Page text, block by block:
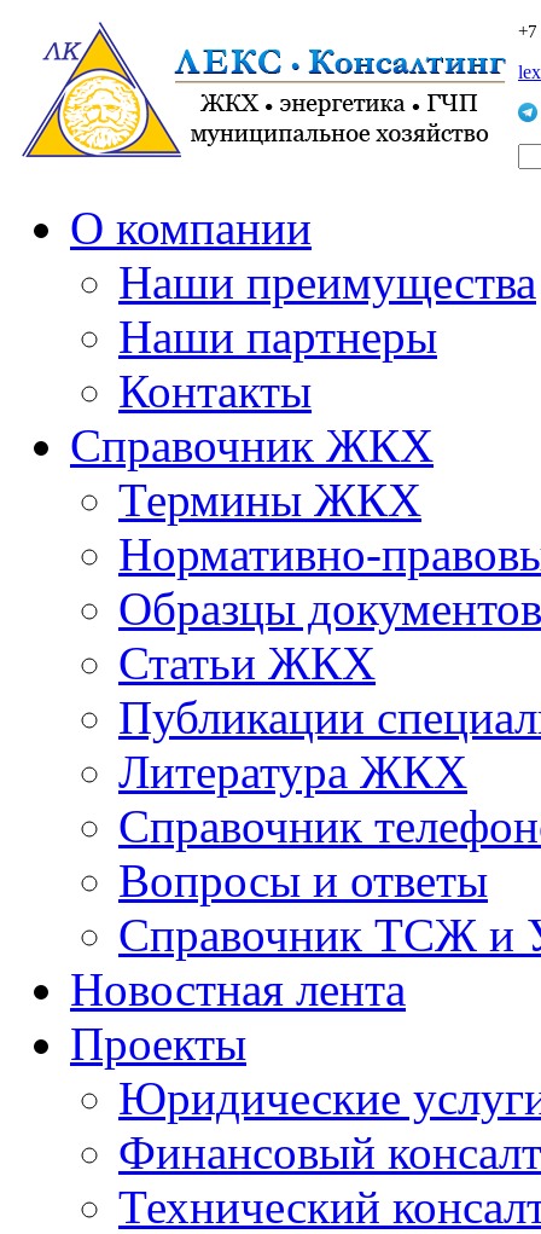
О компании
Наши преимущества
Наши партнеры
Контакты
Справочник ЖКХ
Термины ЖКХ
Нормативно-
Образцы документов
Статьи ЖКХ
Публикации
Литература ЖКХ
Справочник
Вопросы и ответы
Справочник ТСЖ и
Новостная лента
Проекты
Юридические
Финансовый
Технический